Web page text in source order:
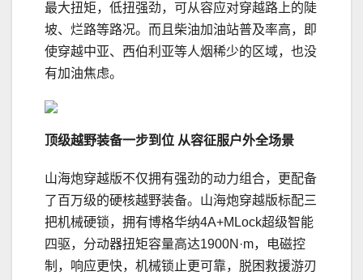
最大扭矩，低扭强劲，可从容应对穿越路上的陡
坡、烂路等路况。而且柴油加油站普及率高，即
使穿越中亚、西伯利亚等人烟稀少的区域，也没
有加油焦虑。
顶级越野装备一步到位 从容征服户外全场景
山海炮穿越版不仅拥有强劲的动力组合，更配备
了百万级的硬核越野装备。山海炮穿越版标配三
把机械硬锁，拥有博格华纳4A+MLock超级智能
四驱，分动器扭矩容量高达1900N·m，电磁控
制，响应更快，机械锁止更可靠，脱困救援游刃